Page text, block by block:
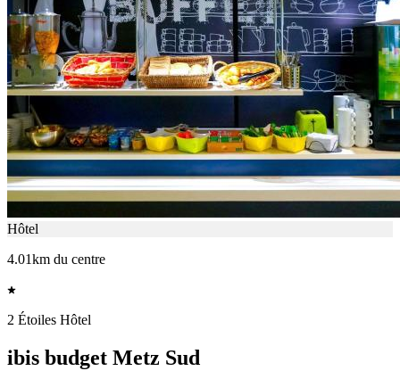
Hôtel
4.01km du centre
2 Étoiles Hôtel
ibis budget Metz Sud